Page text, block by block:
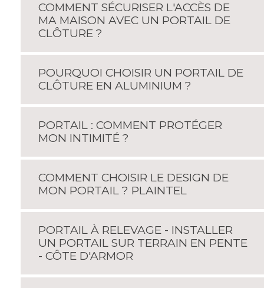
COMMENT SÉCURISER L'ACCÈS DE
MA MAISON AVEC UN PORTAIL DE
CLÔTURE ?
POURQUOI CHOISIR UN PORTAIL DE
CLÔTURE EN ALUMINIUM ?
PORTAIL : COMMENT PROTÉGER
MON INTIMITÉ ?
COMMENT CHOISIR LE DESIGN DE
MON PORTAIL ? PLAINTEL
PORTAIL À RELEVAGE - INSTALLER
UN PORTAIL SUR TERRAIN EN PENTE
- CÔTE D'ARMOR